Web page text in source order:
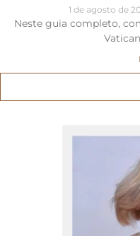
1 de agosto de
Neste guia completo,